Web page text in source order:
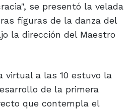
se presentó la velada
figuras de la danza del
la dirección del Maestro
virtual a las 10 estuvo la
de la primera
que contempla el